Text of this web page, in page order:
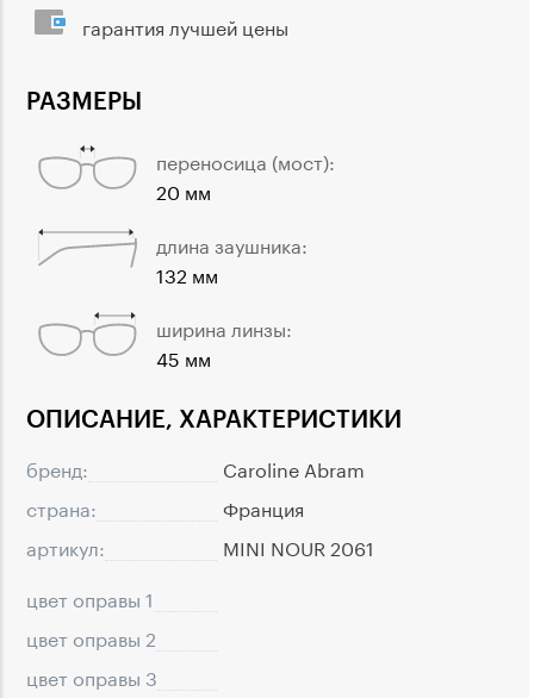
ОПИСАНИЕ, ХАРАКТЕРИСТИКИ
бренд:
Caroline Abram
страна:
Франция
артикул:
MINI NOUR 2061
цвет оправы 1
цвет оправы 2
цвет оправы 3
РАЗМЕРЫ
переносица (мост):
20 мм
длина заушника:
132 мм
ширина линзы:
45 мм
гарантия лучшей цены